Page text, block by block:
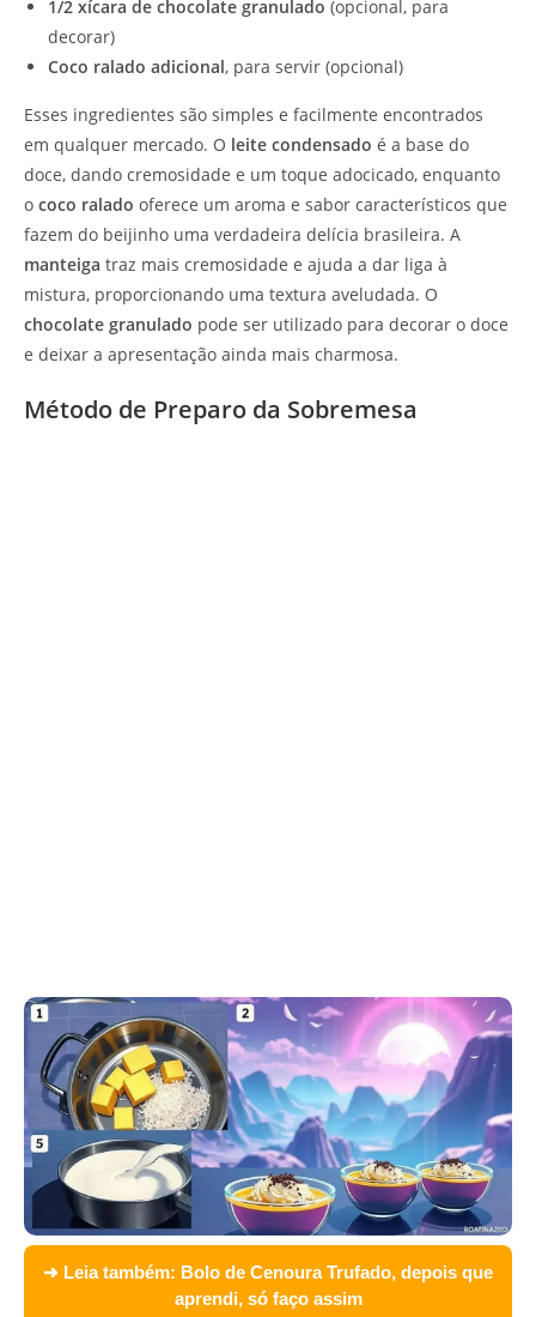
1/2 xícara de chocolate granulado (opcional, para
decorar)
Coco ralado adicional, para servir (opcional)
Esses ingredientes são simples e facilmente encontrados
em qualquer mercado. O leite condensado é a base do
doce, dando cremosidade e um toque adocicado, enquanto
o coco ralado oferece um aroma e sabor característicos que
fazem do beijinho uma verdadeira delícia brasileira. A
manteiga traz mais cremosidade e ajuda a dar liga à
mistura, proporcionando uma textura aveludada. O
chocolate granulado pode ser utilizado para decorar o doce
e deixar a apresentação ainda mais charmosa.
Método de Preparo da Sobremesa
➜ Leia também: Bolo de Cenoura Trufado, depois que
aprendi, só faço assim